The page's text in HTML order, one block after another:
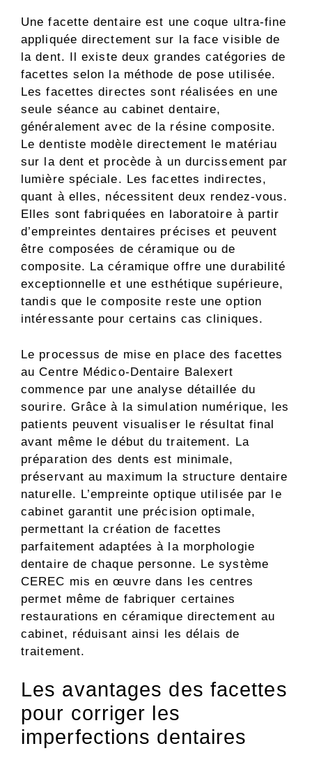
Une facette dentaire est une coque ultra-fine
appliquée directement sur la face visible de
la dent. Il existe deux grandes catégories de
facettes selon la méthode de pose utilisée.
Les facettes directes sont réalisées en une
seule séance au cabinet dentaire,
généralement avec de la résine composite.
Le dentiste modèle directement le matériau
sur la dent et procède à un durcissement par
lumière spéciale. Les facettes indirectes,
quant à elles, nécessitent deux rendez-vous.
Elles sont fabriquées en laboratoire à partir
d’empreintes dentaires précises et peuvent
être composées de céramique ou de
composite. La céramique offre une durabilité
exceptionnelle et une esthétique supérieure,
tandis que le composite reste une option
intéressante pour certains cas cliniques.
Le processus de mise en place des facettes
au Centre Médico-Dentaire Balexert
commence par une analyse détaillée du
sourire. Grâce à la simulation numérique, les
patients peuvent visualiser le résultat final
avant même le début du traitement. La
préparation des dents est minimale,
préservant au maximum la structure dentaire
naturelle. L’empreinte optique utilisée par le
cabinet garantit une précision optimale,
permettant la création de facettes
parfaitement adaptées à la morphologie
dentaire de chaque personne. Le système
CEREC mis en œuvre dans les centres
permet même de fabriquer certaines
restaurations en céramique directement au
cabinet, réduisant ainsi les délais de
traitement.
Les avantages des facettes
pour corriger les
imperfections dentaires